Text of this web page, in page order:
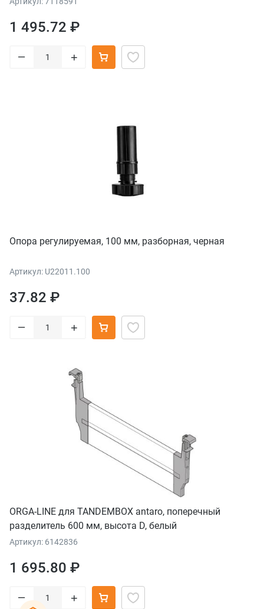
1 495.72 ₽
– +
Опора регулируемая, 100 мм, разборная, черная
Артикул: U22011.100
37.82 ₽
– +
ORGA-LINE для TANDEMBOX antaro, поперечный
разделитель 600 мм, высота D, белый
Артикул: 6142836
1 695.80 ₽
– +